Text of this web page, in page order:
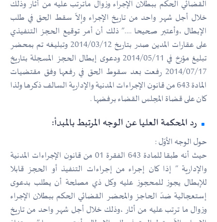
القضائي الحكم ببطلان الإجراء وزوال ماترتب عليه من أثار وذلك
خلال أجل شهر واحد من تاريخ الإجراء وإلاّ سقط الحق في طلب
الإبطال ،وأعتبر صحيحا ….” ذلك أن أمر توقيع الحجز التنفيذي
على عقارات المدين صدر بتاريخ 2014/03/12 وتبليغه تم بمحضر
تبليغ مؤرخ في 2014/05/11 ودعوى إبطال الحجز المسجلة بتاريخ
2014/07/17 رفعت بعد سقوط الحق في رفعها وفق مقتضيات
المادة 643 من قانون الإجراءات المدنية والإدارية السالف ذكرها ولذا
كان على قضاة المجلس القضاء برفضها .
رد المحكمة العليا عن الوجه المرتبط بالمبدأ:
حول الوجه الأوّل :
حيث أنه طبقا للمادة 643 الفقرة 01 من قانون الإجراءات المدنية
والإدارية ” إذا كان إجراء من إجراءات التنفيذ أو الحجز قابلا
للإبطال يجوز للمحجوز عليه وكل ذي مصلحة أن يطلب بدعوى
إستعجالية ضدّ الحاجز والمحضر القضائي الحكم ببطلان الإجراء
وزوال ما ترتب عليه من أثار ،وذلك خلال أجل شهر واحد من تاريخ